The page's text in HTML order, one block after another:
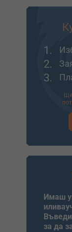
1.
2.
3.
Имаш
за да